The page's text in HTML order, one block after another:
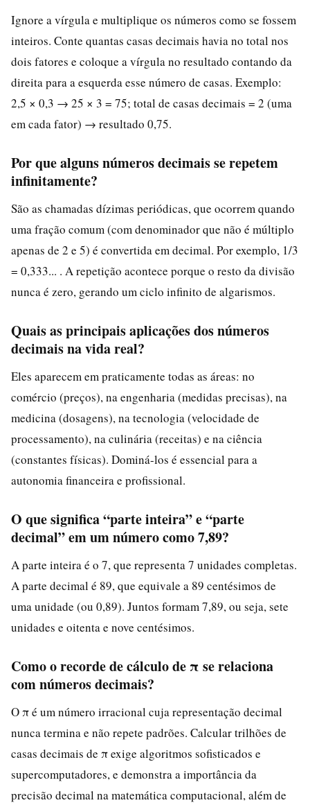
Ignore a vírgula e multiplique os números como se fossem
inteiros. Conte quantas casas decimais havia no total nos
dois fatores e coloque a vírgula no resultado contando da
direita para a esquerda esse número de casas. Exemplo:
2,5 × 0,3 → 25 × 3 = 75; total de casas decimais = 2 (uma
em cada fator) → resultado 0,75.
Por que alguns números decimais se repetem
infinitamente?
São as chamadas dízimas periódicas, que ocorrem quando
uma fração comum (com denominador que não é múltiplo
apenas de 2 e 5) é convertida em decimal. Por exemplo, 1/3
= 0,333... . A repetição acontece porque o resto da divisão
nunca é zero, gerando um ciclo infinito de algarismos.
Quais as principais aplicações dos números
decimais na vida real?
Eles aparecem em praticamente todas as áreas: no
comércio (preços), na engenharia (medidas precisas), na
medicina (dosagens), na tecnologia (velocidade de
processamento), na culinária (receitas) e na ciência
(constantes físicas). Dominá-los é essencial para a
autonomia financeira e profissional.
O que significa “parte inteira” e “parte
decimal” em um número como 7,89?
A parte inteira é o 7, que representa 7 unidades completas.
A parte decimal é 89, que equivale a 89 centésimos de
uma unidade (ou 0,89). Juntos formam 7,89, ou seja, sete
unidades e oitenta e nove centésimos.
Como o recorde de cálculo de π se relaciona
com números decimais?
O π é um número irracional cuja representação decimal
nunca termina e não repete padrões. Calcular trilhões de
casas decimais de π exige algoritmos sofisticados e
supercomputadores, e demonstra a importância da
precisão decimal na matemática computacional, além de